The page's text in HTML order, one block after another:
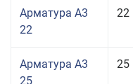
Арматура А3
22
22
Арматура А3
25
25